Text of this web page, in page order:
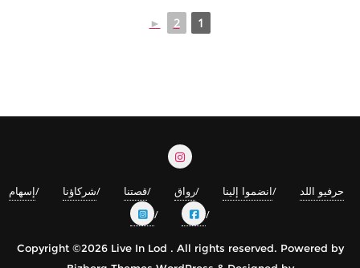
1
2
►
حرفيو اللد انضموا إلينا رواق قصتنا شركاؤنا إسهام
Copyright ©2026 Live In Lod . All rights reserved. Powered by